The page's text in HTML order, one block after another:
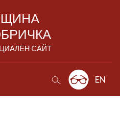
САЙТ
EN